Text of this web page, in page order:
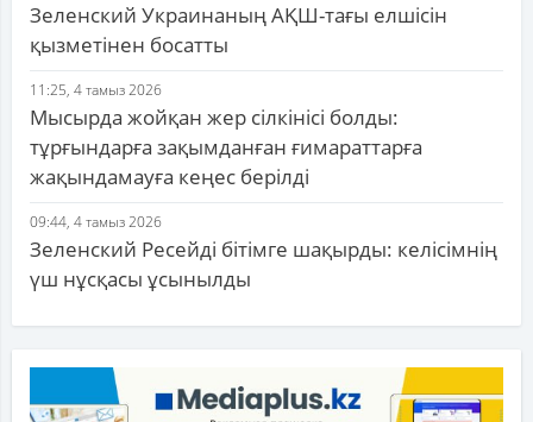
Зеленский Украинаның АҚШ-тағы елшісін
қызметінен босатты
11:25, 4 тамыз 2026
Мысырда жойқан жер сілкінісі болды:
тұрғындарға зақымданған ғимараттарға
жақындамауға кеңес берілді
09:44, 4 тамыз 2026
Зеленский Ресейді бітімге шақырды: келісімнің
үш нұсқасы ұсынылды